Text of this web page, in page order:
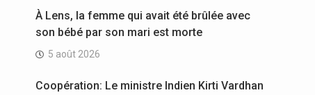
À Lens, la femme qui avait été brûlée avec
son bébé par son mari est morte
5 août 2026
Coopération: Le ministre Indien Kirti Vardhan